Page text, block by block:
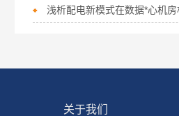
浅析配电新模式在数据*心机房
关于我们